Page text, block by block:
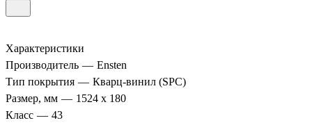
Характеристики
Производитель — Ensten
Тип покрытия — Кварц-винил (SPC)
Размер, мм — 1524 х 180
Класс — 43